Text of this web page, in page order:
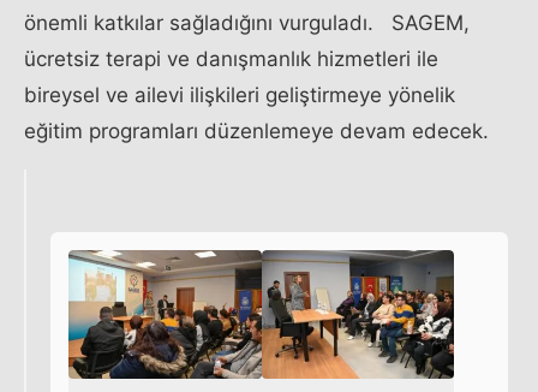
önemli katkılar sağladığını vurguladı. SAGEM,
ücretsiz terapi ve danışmanlık hizmetleri ile
bireysel ve ailevi ilişkileri geliştirmeye yönelik
eğitim programları düzenlemeye devam edecek.